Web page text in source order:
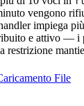
vengono
impiega
e attivo — i
restrizione
File